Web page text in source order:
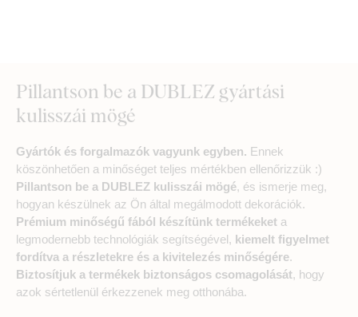
Pillantson be a DUBLEZ gyártási
kulisszái mögé
Gyártók és forgalmazók vagyunk egyben. Ennek
köszönhetően a minőséget teljes mértékben ellenőrizzük :)
Pillantson be a DUBLEZ kulisszái mögé, és ismerje meg,
hogyan készülnek az Ön által megálmodott dekorációk.
Prémium minőségű fából készítünk termékeket a
legmodernebb technológiák segítségével, kiemelt figyelmet
fordítva a részletekre és a kivitelezés minőségére.
Biztosítjuk a termékek biztonságos csomagolását, hogy
azok sértetlenül érkezzenek meg otthonába.